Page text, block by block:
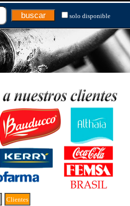
solo disponible
Clientes